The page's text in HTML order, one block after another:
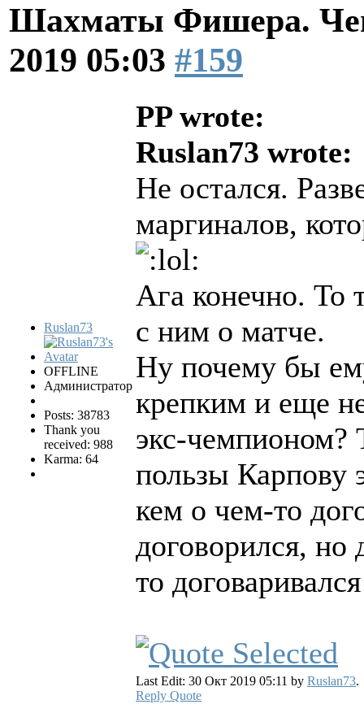
Шахматы Фишера.
2019 05:03 #159
Ruslan73
OFFLINE
Администратор
Posts: 38783
Thank you
received: 988
Karma: 64
PP wrote:
Ruslan73 wrote:
Не остался.
маргиналов,
Ага конечно. То
с ним о матче.
Ну почему бы
крепким и еще
экс-чемпионом?
пользы Карпову
кем о чем-то
договорился, но
то
Last Edit: 30 Окт 2019 05:11 by Ruslan73.
Reply Quote